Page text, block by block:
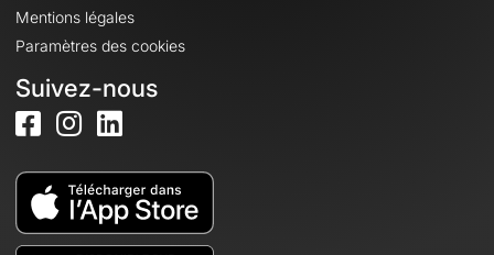
Mentions légales
Paramètres des cookies
Suivez-nous